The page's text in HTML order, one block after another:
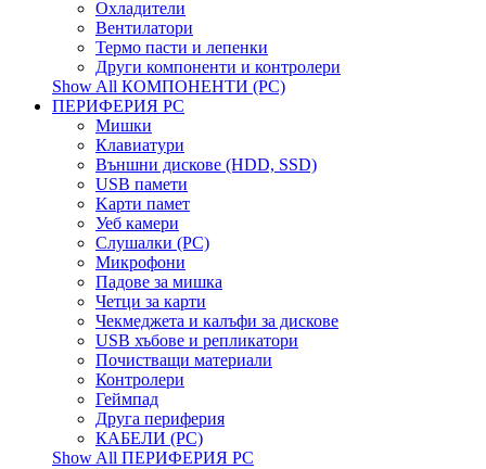
Охладители
Вентилатори
Термо пасти и лепенки
Други компоненти и контролери
Show All КОМПОНЕНТИ (PC)
ПЕРИФЕРИЯ PC
Мишки
Клавиатури
Външни дискове (HDD, SSD)
USB памети
Kарти памет
Уеб камери
Слушалки (PC)
Микрофони
Падове за мишка
Четци за карти
Чекмеджета и калъфи за дискове
USB хъбове и репликатори
Почистващи материали
Контролери
Геймпад
Друга периферия
КАБЕЛИ (PC)
Show All ПЕРИФЕРИЯ PC